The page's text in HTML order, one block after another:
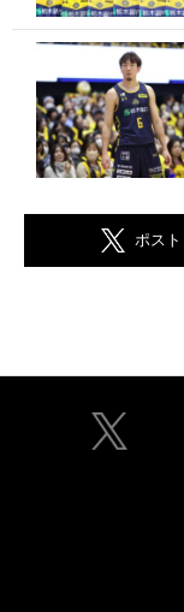
ポスト